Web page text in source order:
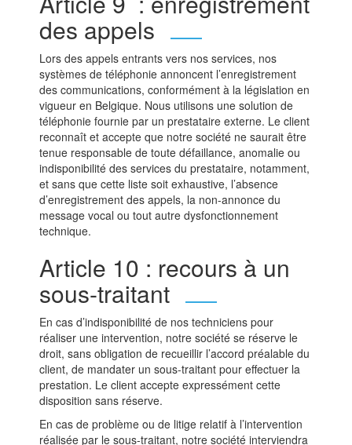
des appels
Lors des appels entrants vers nos services, nos
systèmes de téléphonie annoncent l’enregistrement
des communications, conformément à la législation en
vigueur en Belgique. Nous utilisons une solution de
téléphonie fournie par un prestataire externe. Le client
reconnaît et accepte que notre société ne saurait être
tenue responsable de toute défaillance, anomalie ou
indisponibilité des services du prestataire, notamment,
et sans que cette liste soit exhaustive, l’absence
d’enregistrement des appels, la non-annonce du
message vocal ou tout autre dysfonctionnement
technique.
Article 10 : recours à un
sous-traitant
En cas d’indisponibilité de nos techniciens pour
réaliser une intervention, notre société se réserve le
droit, sans obligation de recueillir l’accord préalable du
client, de mandater un sous-traitant pour effectuer la
prestation. Le client accepte expressément cette
disposition sans réserve.
En cas de problème ou de litige relatif à l’intervention
réalisée par le sous-traitant, notre société interviendra